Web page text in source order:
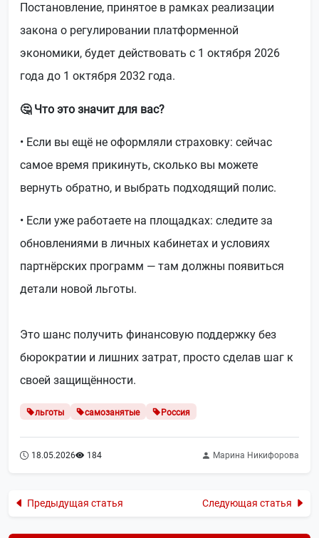
Постановление, принятое в рамках реализации
закона о регулировании платформенной
экономики, будет действовать с 1 октября 2026
года до 1 октября 2032 года.
🤔 Что это значит для вас?
• Если вы ещё не оформляли страховку: сейчас
самое время прикинуть, сколько вы можете
вернуть обратно, и выбрать подходящий полис.
• Если уже работаете на площадках: следите за
обновлениями в личных кабинетах и условиях
партнёрских программ — там должны появиться
детали новой льготы.
Это шанс получить финансовую поддержку без
бюрократии и лишних затрат, просто сделав шаг к
своей защищённости.
льготы самозанятые Россия
18.05.2026 184 Марина Никифорова
Предыдущая статья Следующая статья